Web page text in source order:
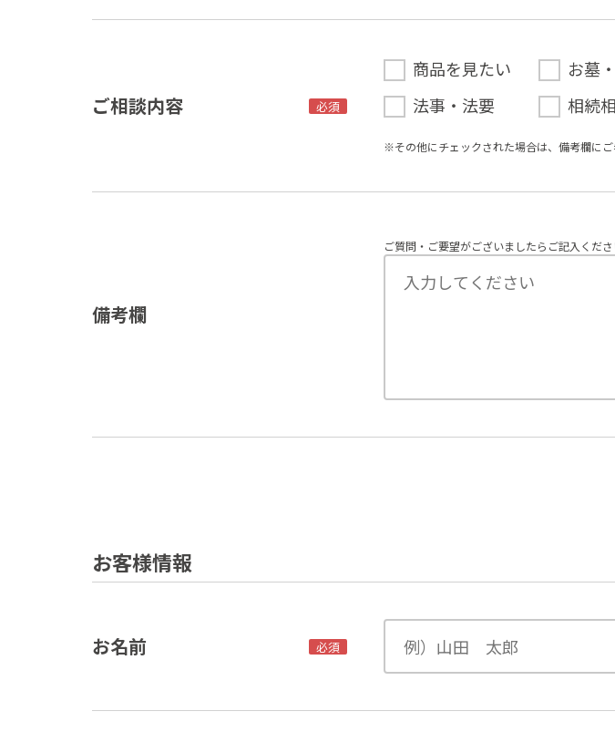
ご相談内容 必須
商品を見たい お墓
法事・法要
相続
※その他にチェックされた場合は、備考欄に
備考欄
ご質問・ご要望がございましたらご記入くだ
お客様情報
お名前 必須